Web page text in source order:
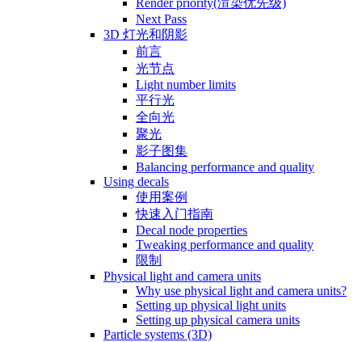
Render priority(渲染优先级)
Next Pass
3D 灯光和阴影
前言
光节点
Light number limits
平行光
全向光
聚光
影子图集
Balancing performance and quality
Using decals
使用案例
快速入门指南
Decal node properties
Tweaking performance and quality
限制
Physical light and camera units
Why use physical light and camera units?
Setting up physical light units
Setting up physical camera units
Particle systems (3D)